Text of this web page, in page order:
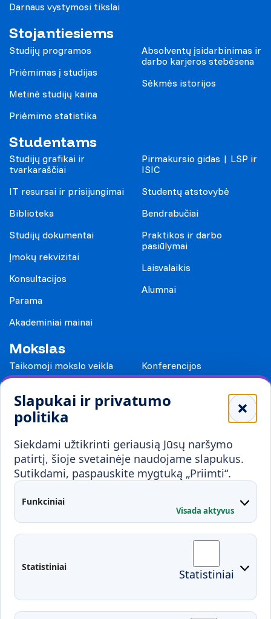
Slapukai ir privatumo
politika
Siekdami užtikrinti geriausią Jūsų naršymo
patirtį, šioje svetainėje naudojame slapukus.
Sutikdami, paspauskite mygtuką „Priimti“.
Funkciniai
Visada aktyvus
Statistiniai Statistiniai
Darnaus vystymosi tikslai
Stojantiesiems
Studijų programos
Priėmimas į studijas
Metinė studijų kaina
Priėmimo statistika
Absolventų įsidarbinimas ir
darbo karjeros stebėsena
Sėkmės istorijos
Studentams
Studijų grafikai ir
tvarkaraščiai
IT resursai ir prisijungimai
Biblioteka
Studijų dokumentai
Įmokų rekvizitai
Konsultacijos
Parama
Akademiniai mainai
Pirmakursio gidas | LSP ir
ISIC
Studentų atstovybė
Bendrabučiai
Praktikos ir darbo
pasiūlymai
Laisvalaikis
Alumnai
Mokslas
Taikomoji mokslo veikla
Konferencijos
Mokykloms
Visuomenei ir verslui
Mokymai ir konsultavimas
Partnerystės
Karjera
Kontaktai
Administracija
Fakultetai
Studentų atstovybė
Moodle